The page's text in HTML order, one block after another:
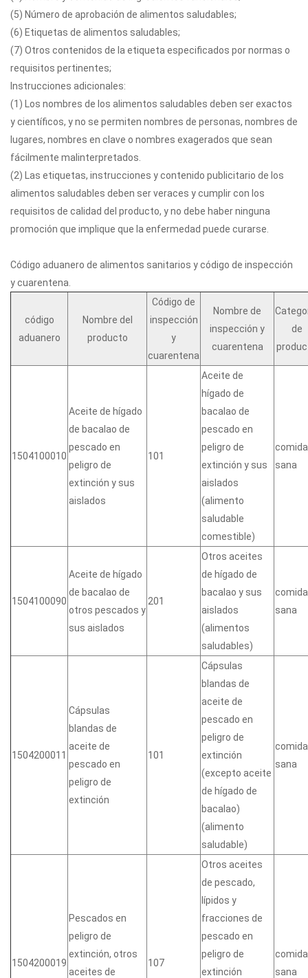
(5) Número de aprobación de alimentos saludables;
(6) Etiquetas de alimentos saludables;
(7) Otros contenidos de la etiqueta especificados por normas o
requisitos pertinentes;
Instrucciones adicionales:
(1) Los nombres de los alimentos saludables deben ser exactos
y científicos, y no se permiten nombres de personas, nombres de
lugares, nombres en clave o nombres exagerados que sean
fácilmente malinterpretados.
(2) Las etiquetas, instrucciones y contenido publicitario de los
alimentos saludables deben ser veraces y cumplir con los
requisitos de calidad del producto, y no debe haber ninguna
promoción que implique que la enfermedad puede curarse.
Código aduanero de alimentos sanitarios y código de inspección
y cuarentena.
código
aduanero
Nombre del
producto
Código de
inspección
y
cuarentena
Nombre de
inspección y
cuarentena
de
1504100010
Aceite de hígado
de bacalao de
pescado en
peligro de
extinción y sus
aislados
101
Aceite de
hígado de
bacalao de
pescado en
peligro de
extinción y sus
aislados
(alimento
saludable
comestible)
comida
sana
1504100090
Aceite de hígado
de bacalao de
otros pescados y
sus aislados
201
Otros aceites
de hígado de
bacalao y sus
aislados
(alimentos
saludables)
comida
sana
1504200011
Cápsulas
blandas de
aceite de
pescado en
peligro de
extinción
101
Cápsulas
blandas de
aceite de
pescado en
peligro de
extinción
(excepto aceite
de hígado de
bacalao)
(alimento
saludable)
comida
sana
1504200019
Pescados en
peligro de
extinción, otros
aceites de
107
Otros aceites
de pescado,
lípidos y
fracciones de
pescado en
peligro de
extinción
comida
sana